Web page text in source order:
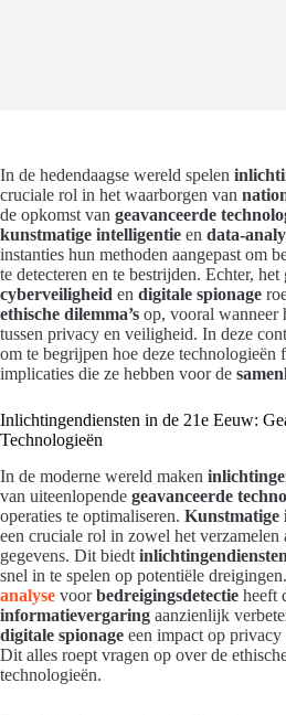
In de hedendaagse wereld spelen
cruciale rol in het waarborgen van
de opkomst van geavanceerde
kunstmatige intelligentie en data-
instanties hun methoden aangepast om
te detecteren en te bestrijden. Echter,
cyberveiligheid en digitale spionage
ethische dilemma’s op, vooral wanneer
tussen privacy en veiligheid. In deze
om te begrijpen hoe deze technologieën
implicaties die ze hebben voor de
Inlichtingendiensten in de 21e Eeuw:
Technologieën
In de moderne wereld maken
van uiteenlopende geavanceerde
operaties te optimaliseren. Kunstmatige
een cruciale rol in zowel het verzamelen
gegevens. Dit biedt inlichtingendiensten
snel in te spelen op potentiële
analyse voorbedreigingsdetectie heeft
informatievergaring aanzienlijk
digitale spionage een impact op privacy
Dit alles roept vragen op over de
technologieën.